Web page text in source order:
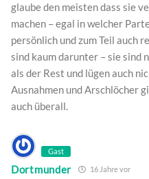
glaube den meisten dass sie
machen – egal in welcher
persönlich und zum Teil auch
sind kaum darunter – sie sind
als der Rest und lügen auch
Ausnahmen und Arschlöcher
auch überall.
Gast
Dortmunder 16 Jahre vor